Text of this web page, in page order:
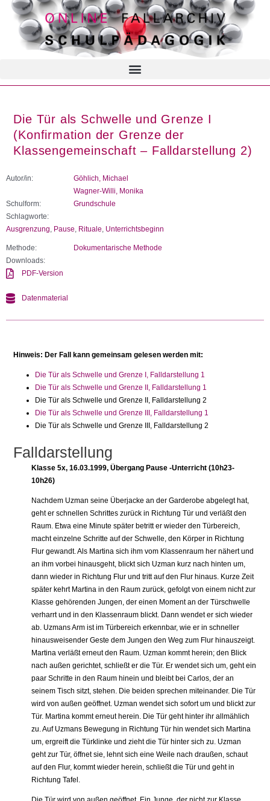
Die Tür als Schwelle und Grenze I
(Konfirmation der Grenze der
Klassengemeinschaft – Falldarstellung 2)
Autor/in:
Göhlich, Michael
Wagner-Willi, Monika
Schulform:
Grundschule
Schlagworte:
Ausgrenzung Pause Rituale Unterrichtsbeginn
Methode:
Dokumentarische Methode
Downloads:
PDF-Version
Datenmaterial
Hinweis: Der Fall kann gemeinsam gelesen werden mit:
Die Tür als Schwelle und Grenze I, Falldarstellung 1
Die Tür als Schwelle und Grenze II, Falldarstellung 1
Die Tür als Schwelle und Grenze II, Falldarstellung 2
Die Tür als Schwelle und Grenze III, Falldarstellung 1
Die Tür als Schwelle und Grenze III, Falldarstellung 2
Falldarstellung
Klasse 5x, 16.03.1999, Übergang Pause -Unterricht (10h23-
10h26)
Nachdem Uzman seine Überjacke an der Garderobe abgelegt hat,
geht er schnellen Schrittes zurück in Richtung Tür und verläßt den
Raum. Etwa eine Minute später betritt er wieder den Türbereich,
macht einzelne Schritte auf der Schwelle, den Körper in Richtung
Flur gewandt. Als Martina sich ihm vom Klassenraum her nähert und
an ihm vorbei hinausgeht, blickt sich Uzman kurz nach hinten um,
dann wieder in Richtung Flur und tritt auf den Flur hinaus. Kurze Zeit
später kehrt Martina in den Raum zurück, gefolgt von einem nicht zur
Klasse gehörenden Jungen, der einen Moment an der Türschwelle
verharrt und in den Klassenraum blickt. Dann wendet er sich wieder
ab. Uzmans Arm ist im Türbereich erkennbar, wie er in schneller
hinausweisender Geste dem Jungen den Weg zum Flur hinauszeigt.
Martina verläßt erneut den Raum. Uzman kommt herein; den Blick
nach außen gerichtet, schließt er die Tür. Er wendet sich um, geht ein
paar Schritte in den Raum hinein und bleibt bei Carlos, der an
seinem Tisch sitzt, stehen. Die beiden sprechen miteinander. Die Tür
wird von außen geöffnet. Uzman wendet sich sofort um und blickt zur
Tür. Martina kommt erneut herein. Die Tür geht hinter ihr allmählich
zu. Auf Uzmans Bewegung in Richtung Tür hin wendet sich Martina
um, ergreift die Türklinke und zieht die Tür hinter sich zu. Uzman
geht zur Tür, öffnet sie, lehnt sich eine Weile nach draußen, schaut
auf den Flur, kommt wieder herein, schließt die Tür und geht in
Richtung Tafel.